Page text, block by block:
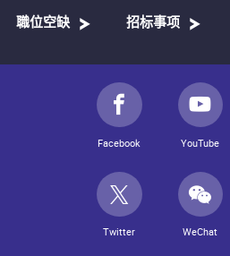
職位空缺 招标事项
Facebook YouTube
Twitter WeChat